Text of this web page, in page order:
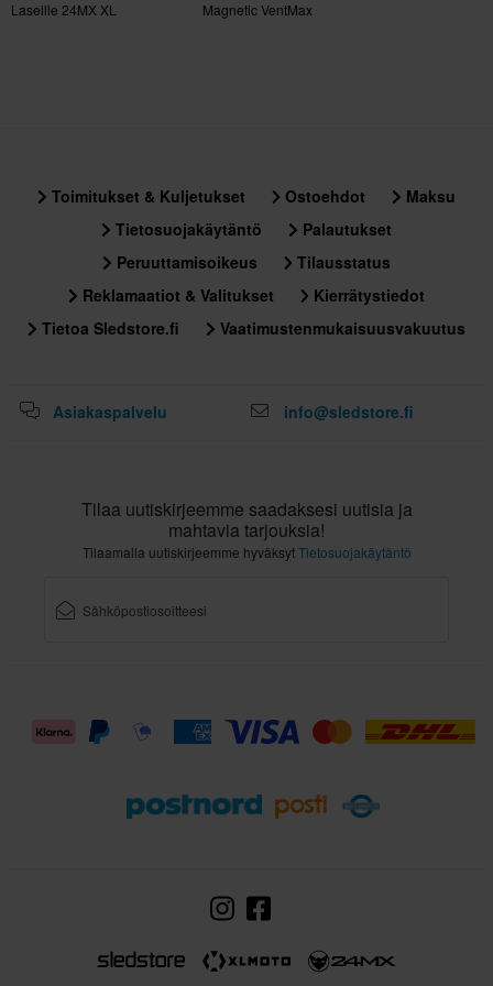
tuotteita. Katso lisätietoja ja ehdotasiakaspalveluosiosta
Laseille 24MX XL
Magnetic VentMax
Toimitukset & Kuljetukset Ostoehdot
Maksu
Tietosuojakäytäntö
Palautukset
Peruuttamisoikeus
Tilausstatus
Reklamaatiot & Valitukset
Kierrätystiedot
Tietoa Sledstore.fi
Vaatimustenmukaisuusvakuutus
Asiakaspalvelu info@sledstore.fi
Tilaa uutiskirjeemme saadaksesi uutisia ja
mahtavia tarjouksia!
Tilaamalla uutiskirjeemme hyväksytTietosuojakäytäntö